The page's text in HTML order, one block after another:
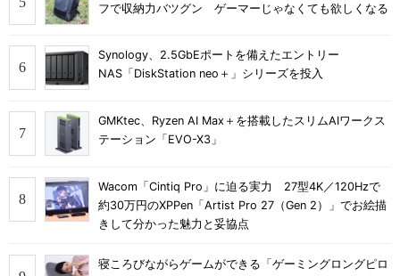
フで収納力バツグン ゲーマーじゃなくても欲しくなる
Synology、2.5GbEポートを備えたエントリー
NAS「DiskStation neo＋」シリーズを投入
GMKtec、Ryzen AI Max＋を搭載したスリムAIワークス
テーション「EVO-X3」
Wacom「Cintiq Pro」に迫る実力 27型4K／120Hzで
約30万円のXPPen「Artist Pro 27（Gen 2）」でお絵描
きして分かった魅力と妥協点
寝ころびながらゲームができる「ゲーミングロングピロ